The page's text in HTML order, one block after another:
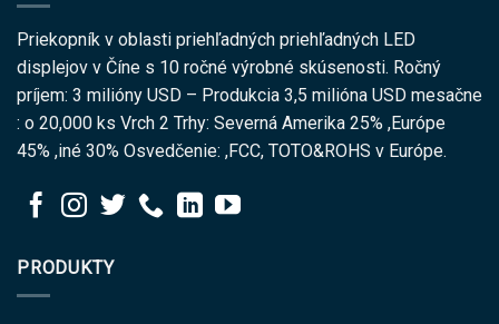
Priekopník v oblasti priehľadných priehľadných LED
displejov v Číne s 10 ročné výrobné skúsenosti. Ročný
príjem: 3 milióny USD – Produkcia 3,5 milióna USD mesačne
: o 20,000 ks Vrch 2 Trhy: Severná Amerika 25% ,Európe
45% ,iné 30% Osvedčenie: ,FCC, TOTO&ROHS v Európe.
PRODUKTY